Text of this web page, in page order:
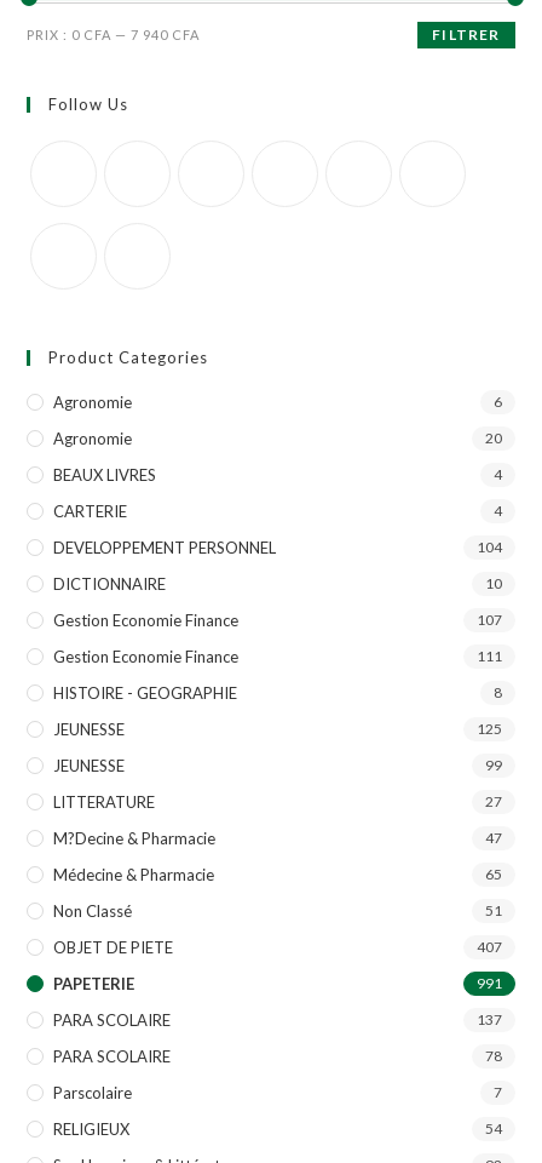
FILTRER
PRIX : 0 CFA —7 940 CFA
Follow Us
Product Categories
Agronomie 6
Agronomie 20
BEAUX LIVRES 4
CARTERIE 4
DEVELOPPEMENT PERSONNEL 104
DICTIONNAIRE 10
Gestion Economie Finance 107
Gestion Economie Finance 111
HISTOIRE - GEOGRAPHIE 8
JEUNESSE 125
JEUNESSE 99
LITTERATURE 27
M?decine & Pharmacie 47
Médecine & Pharmacie 65
Non Classé 51
OBJET DE PIETE 407
PAPETERIE 991
PARA SCOLAIRE 137
PARA SCOLAIRE 78
Parscolaire 7
RELIGIEUX 54